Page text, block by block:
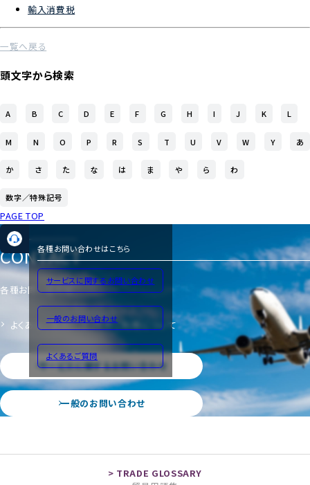
輸入消費税
一覧へ戻る
頭文字から検索
A B C D E F G H I J K L
M N O P R S T U V W Y あ
か さ た な は ま や ら わ
数字／特殊記号
PAGE TOP
各種お問い合わせはこちら
サービスに関するお問い合わせ
一般のお問い合わせ
よくあるご質問
CONTACT
各種お問い合わせ
よくあるご質問 サイトのご利用について
サービスに関するお問い合わせ
一般のお問い合わせ